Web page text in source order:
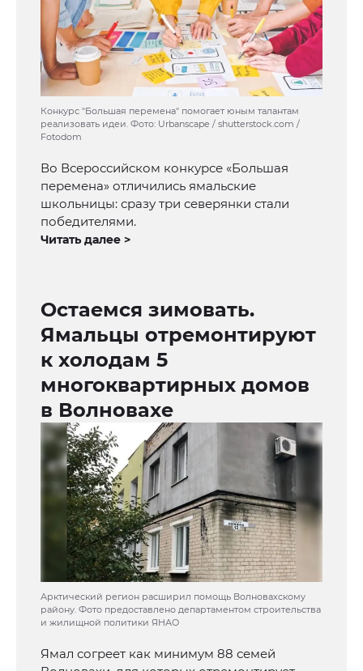
Конкурс "Большая перемена" помогает юным талантам
реализовать идеи. Фото: Urbanscape / shutterstock.com /
Fotodom
Во Всероссийском конкурсе «Большая
перемена» отличились ямальские
школьницы: сразу три северянки стали
победителями.
Читать далее >
Остаемся зимовать.
Ямальцы отремонтируют
к холодам 5
многоквартирных домов
в Волновахе
Арктический регион расширил помощь Волновахскому
району. Фото предоставлено департаментом строительства
и жилищной политики ЯНАО
Ямал согреет как минимум 88 семей